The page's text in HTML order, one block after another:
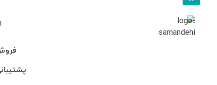
فروش:
پشتیبانی: 95-